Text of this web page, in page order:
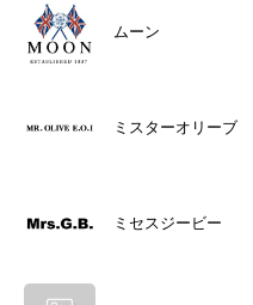
ムーン
ミスターオリーブ
ミセスジービー